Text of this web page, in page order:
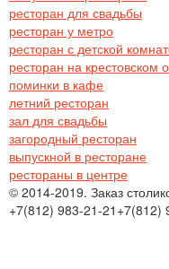
ресторан для свадьбы
ресторан у метро
ресторан с детской
ресторан на крестовском
поминки в кафе
летний ресторан
зал для свадьбы
загородный ресторан
выпускной в ресторане
рестораны в центре
© 2014-2019. Заказ
+7(812) 983-21-21 +7(812)